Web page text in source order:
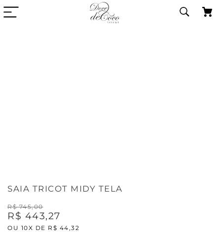
SAIA TRICOT MIDY TELA
R$ 745,00
R$ 443,27
OU 10X DE R$ 44 ,32